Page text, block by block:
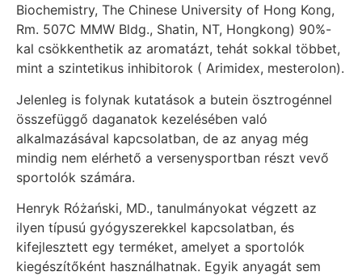
Biochemistry, The Chinese University of Hong Kong,
Rm. 507C MMW Bldg., Shatin, NT, Hongkong) 90%-
kal csökkenthetik az aromatázt, tehát sokkal többet,
mint a szintetikus inhibitorok ( Arimidex, mesterolon).
Jelenleg is folynak kutatások a butein ösztrogénnel
összefüggő daganatok kezelésében való
alkalmazásával kapcsolatban, de az anyag még
mindig nem elérhető a versenysportban részt vevő
sportolók számára.
Henryk Różański, MD., tanulmányokat végzett az
ilyen típusú gyógyszerekkel kapcsolatban, és
kifejlesztett egy terméket, amelyet a sportolók
kiegészítőként használhatnak. Egyik anyagát sem